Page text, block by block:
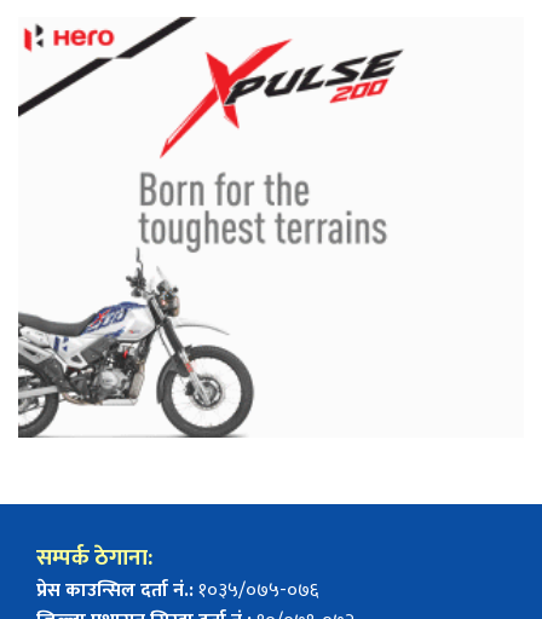
सम्पर्क ठेगाना:
प्रेस काउन्सिल दर्ता नं.:१०३५/०७५-०७६